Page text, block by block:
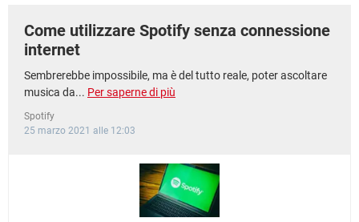
Come utilizzare Spotify senza connessione
internet
Sembrerebbe impossibile, ma è del tutto reale, poter ascoltare
musica da... Per saperne di più
Spotify
25 marzo 2021 alle 12:03